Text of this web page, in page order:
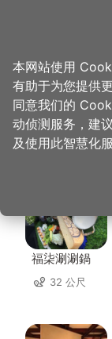
首页 > 想去的地方 >
中兴
福柒涮涮鍋
32 公尺
本网站使用
有助于为您提供
同意我们的
动侦测服务，建
及使用此智慧化服